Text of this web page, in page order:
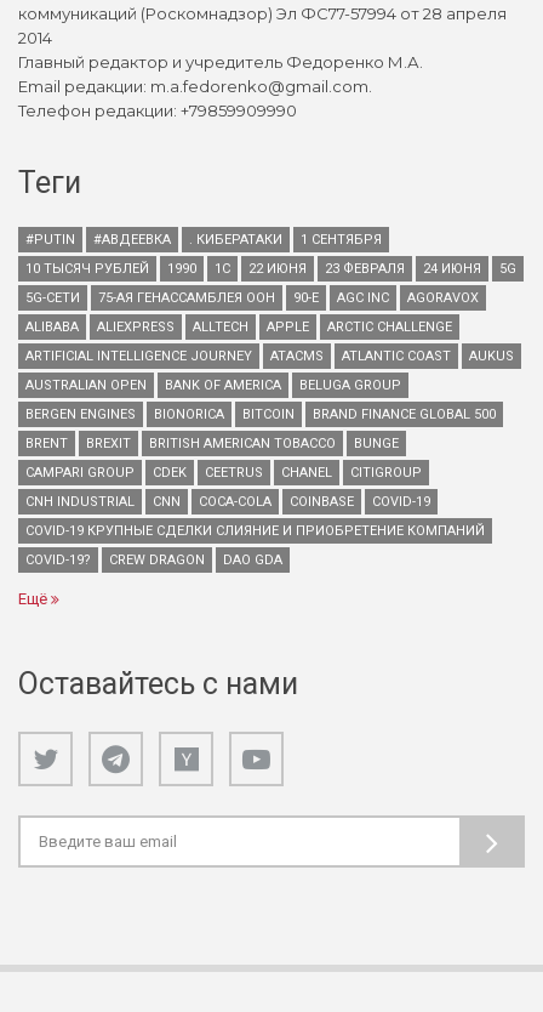
коммуникаций (Роскомнадзор) Эл ФС77-57994 от 28 апреля
2014
Главный редактор и учредитель Федоренко М.А.
Email редакции: m.a.fedorenko@gmail.com.
Телефон редакции: +79859909990
Теги
#PUTIN #АВДЕЕВКА . КИБЕРАТАКИ
1 СЕНТЯБРЯ
10 ТЫСЯЧ РУБЛЕЙ
1990 1С 22 ИЮНЯ 23 ФЕВРАЛЯ 24 ИЮНЯ
5G
5G-СЕТИ
75-АЯ ГЕНАССАМБЛЕЯ ООН 90-Е AGC INC
AGORAVOX
ALIBABA
ALIEXPRESS ALLTECH APPLE
ARCTIC CHALLENGE
ARTIFICIAL INTELLIGENCE JOURNEY
ATACMS ATLANTIC COAST
AUKUS
AUSTRALIAN OPEN
BANK OF AMERICA
BELUGA GROUP
BERGEN ENGINES
BIONORICA BITCOIN
BRAND FINANCE GLOBAL 500
BRENT
BREXIT BRITISH AMERICAN TOBACCO
BUNGE
CAMPARI GROUP
CDEK CEETRUS CHANEL
CITIGROUP
CNH INDUSTRIAL
CNN COCA-COLA COINBASE
COVID-19
COVID-19 КРУПНЫЕ СДЕЛКИ СЛИЯНИЕ И ПРИОБРЕТЕНИЕ КОМПАНИЙ
COVID-19?
CREW DRAGON DAO GDA
Ещё
Оставайтесь с нами